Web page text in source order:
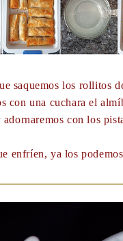
saquemos los rollitos
con una cuchara el
con los
enfríen, ya los